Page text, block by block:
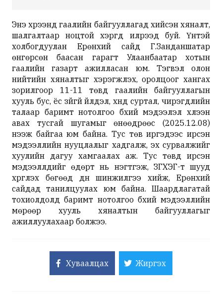
Энэ хүрээнд гаалийн байгууллагад хийсэн хяналт,
шалгалтаар ноцтой хэргүүд илрээд буй. Үүнтэй
холбогдуулан Ерөнхий сайд Г.Занданшатар
өнгөрсөн баасан гарагт Улаанбаатар хотын
гаалийн газарт ажилласан юм. Тэгвэл олон
нийтийн хяналтыг хэрэгжүүлэх, оролцоог хангах
зорилгоор 11-11 төвд гаалийн байгууллагын
хууль бус, ёс зүйгүй үйлдэл, хүнд суртал, чирэгдлийн
талаар баримт нотолгоо бүхий мэдээлэл хүлээн
авах тусгай шугамыг өнөөдрөөс (2025.12.08)
нээж байгаа юм байна. Тус төв иргэдээс ирсэн
мэдээллийн нууцлалыг хадгалж, эх сурвалжийг
хуулийн дагуу хамгаалах аж. Тус төвд ирсэн
мэдээллүүдийг өдөрт нь нэгтгэж, ЗГХЭГ-т шууд
хүргүүлэх бөгөөд дүн шинжилгээ хийж, Ерөнхий
сайдад танилцуулах юм байна. Шаардлагатай
тохиолдолд баримт нотолгоо бүхий мэдээллийн
мөрөөр хууль хяналтын байгууллагыг
ажиллуулахаар болжээ.
Хуваалцах Жиргэх